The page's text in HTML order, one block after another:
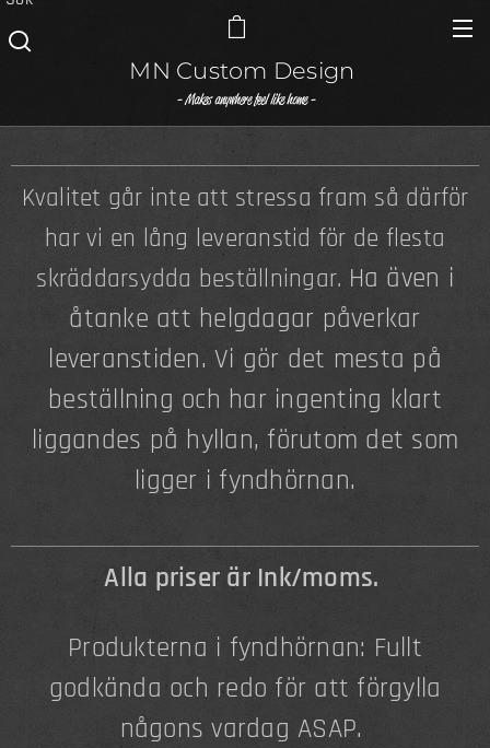
MN Custom Design
- Makes anywhere feel like home -
Kvalitet går inte att stressa fram så därför
har vi en lång leveranstid för de flesta
skräddarsydda beställningar. Ha även i
åtanke att helgdagar påverkar
leveranstiden. Vi gör det mesta på
beställning och har ingenting klart
liggandes på hyllan, förutom det som
ligger i fyndhörnan.
Alla priser är Ink/moms.
Produkterna i fyndhörnan: Fullt
godkända och redo för att förgylla
någons vardag ASAP.